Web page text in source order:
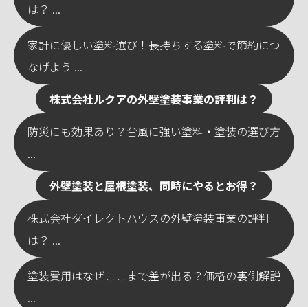
は？ ...
家計に優しい塗料選び！長持ちする塗料で節約につ
なげよう ...
株式会社ルクアの外壁塗装事業の評判は？
防災にも効果あり？台風に強い塗料・塗装の選び方
...
外壁塗装と屋根塗装、同時にやるとお得？
株式会社ダイレクトハウスの外壁塗装事業の評判
は？ ...
塗装費用はなぜここまで差が出る？価格の裏側解説
...